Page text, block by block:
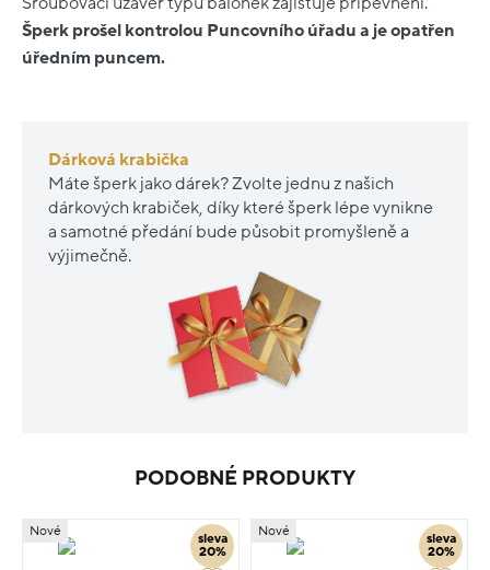
Šperk prošel kontrolou Puncovního úřadu a je opatřen
úředním puncem.
Dárková krabička
Máte šperk jako dárek? Zvolte jednu z našich
dárkových krabiček, díky které šperk lépe vynikne
a samotné předání bude působit promyšleně a
výjimečně.
PODOBNÉ PRODUKTY
sleva
20%
Nové
sleva
20%
Nové